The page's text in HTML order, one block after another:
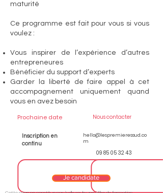
maturité
Ce programme est fait pour vous si vous
voulez :
Vous inspirer de l’expérience d’autres
entrepreneures
Bénéficier du support d’experts
Garder la liberté de faire appel à cet
accompagnement uniquement quand
vous en avez besoin
Prochaine date
Inscription en
continu
Nous contacter
hello@lespremieressud.co
m
09 85 05 32 43
Je candidate